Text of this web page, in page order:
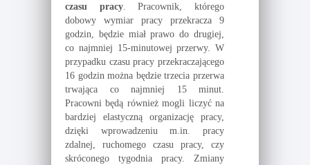
czasu pracy. Pracownik, którego
dobowy wymiar pracy przekracza 9
godzin, będzie miał prawo do drugiej,
co najmniej 15-minutowej przerwy. W
przypadku czasu pracy przekraczającego
16 godzin można będzie trzecia przerwa
trwająca co najmniej 15 minut.
Pracowni będą również mogli liczyć na
bardziej elastyczną organizację pracy,
dzięki wprowadzeniu m.in. pracy
zdalnej, ruchomego czasu pracy, czy
skróconego tygodnia pracy. Zmiany